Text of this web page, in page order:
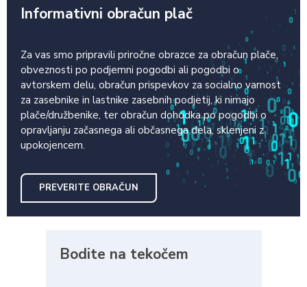
Informativni obračun plač
Za vas smo pripravili priročne obrazce za obračun plače,
obveznosti po podjemni pogodbi ali pogodbi o
avtorskem delu, obračun prispevkov za socialno varnost
za zasebnike in lastnike zasebnih podjetij, ki nimajo
plače/družbenike, ter obračun dohodka po pogodbi o
opravljanju začasnega ali občasnega dela, sklenjeni z
upokojencem.
PREVERITE OBRAČUN
Bodite na tekočem